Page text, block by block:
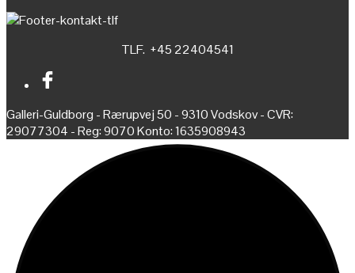
TLF. +45 22404541
Galleri-Guldborg - Rærupvej 50 - 9310 Vodskov - CVR:
29077304 - Reg: 9070 Konto: 1635908943